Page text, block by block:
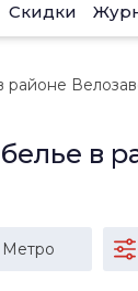
Скидки
районе
в
Метро